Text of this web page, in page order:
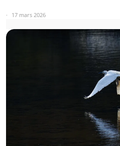
17 mars 2026